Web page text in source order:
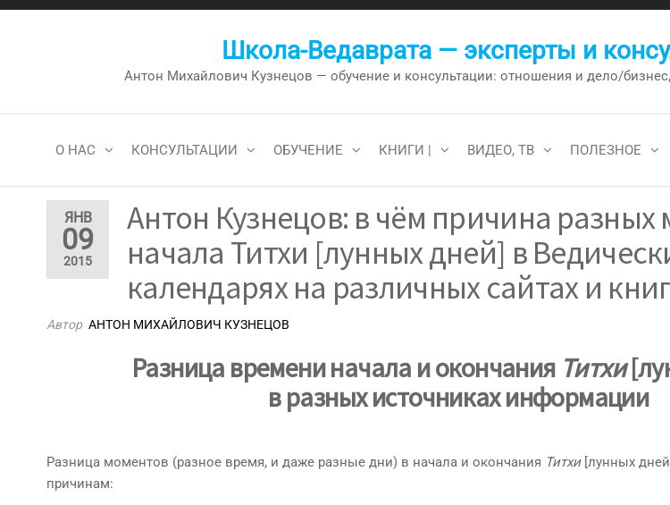
Перейти
Школа-Ведаврата — эксперты и
Антон Михайлович Кузнецов — обучение и консультации: отношения и дело/
О НАС КОНСУЛЬТАЦИИ ОБУЧЕНИЕ КНИГИ | ВИДЕО, ТВ ПОЛЕЗНОЕ
ЯНВ
09
2015
Антон Кузнецов: в чём причина разных
начала Титхи [лунных дней] в
календарях на различных сайтах и
Автор АНТОН МИХАЙЛОВИЧ КУЗНЕЦОВ
Разница времени начала и окончания Титхи
в разных источниках информации
Разница моментов (разное время, и даже разные дни) в начала и окончания Титхи [лунных
причинам: